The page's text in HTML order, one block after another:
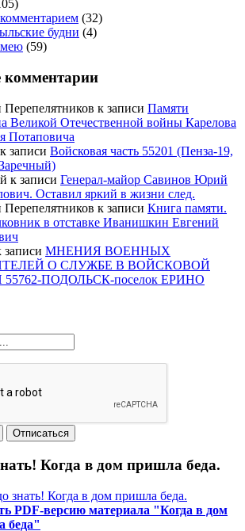
(32)
будни (4)
(59)
комментарии
к записи Памяти
Великой Отечественной войны Карелова
Потаповича
к записи Войсковая часть 55201 (Пенза-19,
к записи Генерал-майор Савинов Юрий
Оставил яркий в жизни след.
к записи Книга памяти.
в отставке Иванишкин Евгений
записи МНЕНИЯ ВОЕННЫХ
О СЛУЖБЕ В ВОЙСКОВОЙ
ПОДОЛЬСК-поселок ЕРИНО
Когда в дом пришла беда.
знать! Когда в дом пришла беда.
PDF-версию материала "Когда в дом
беда"